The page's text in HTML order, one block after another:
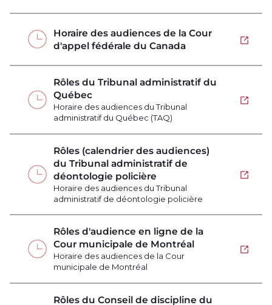
Horaire des audiences de la Cour
d'appel fédérale du Canada
Ouvrir
Rôles du Tribunal administratif du
Québec
Horaire des audiences du Tribunal
administratif du Québec (TAQ)
Ouvrir
Rôles (calendrier des audiences)
du Tribunal administratif de
déontologie policière
Horaire des audiences du Tribunal
administratif de déontologie policière
Ouvrir
Rôles d'audience en ligne de la
Cour municipale de Montréal
Horaire des audiences de la Cour
municipale de Montréal
Ouvrir
Rôles du Conseil de discipline du